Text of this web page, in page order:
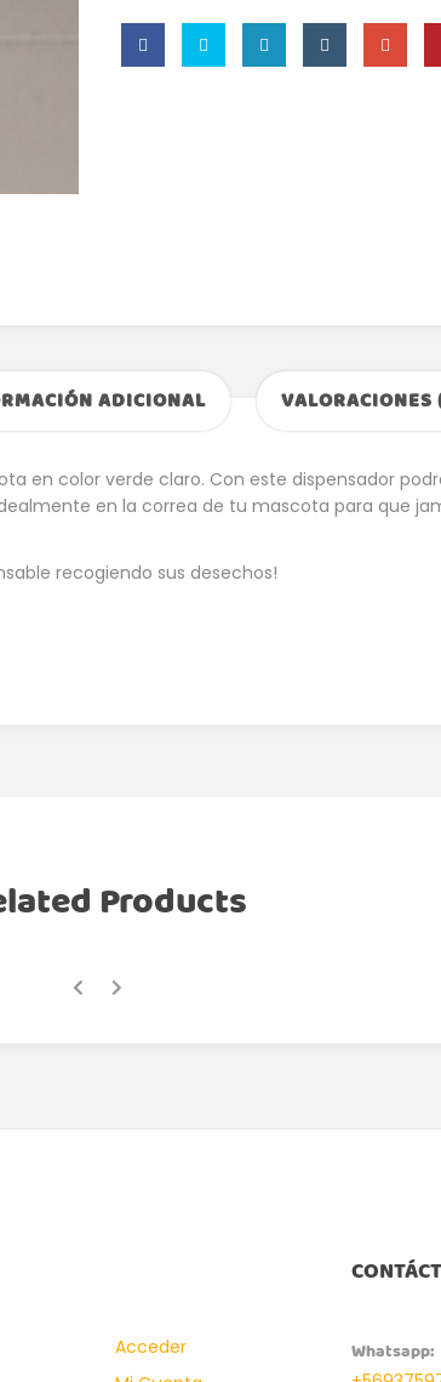
ADICIONAL
en color verde claro. Con este dispensador
en la correa de tu mascota para que
recogiendo sus desechos!
Products
Acceder
Whatsapp: